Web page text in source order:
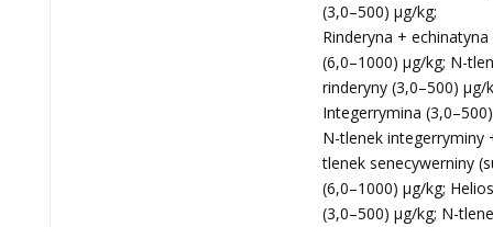
(3,0–500) μg/kg;
Rinderyna +
(6,0–1000) μg/kg; N-
rinderyny (3,0–500) μg/
Integerrymina
N-tlenek integerryminy
tlenek senecywerniny
(6,0–1000) μg/kg;
(3,0–500) μg/kg; N-